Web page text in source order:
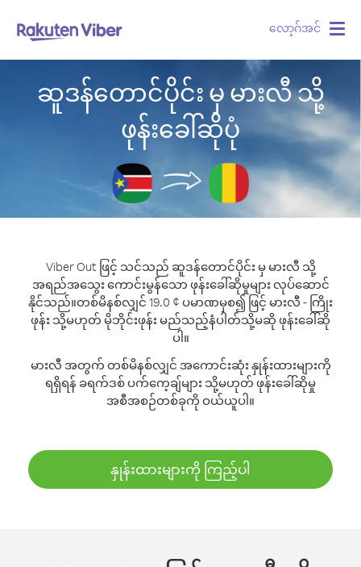
လော့ဂ်အင်
ဆူဒန်တောင်ပိုင်း မှ မားလီ သို့
ဖုန်းခေါ်ဆိုပုံ
Viber Out ဖြင့် သင်သည် ဆူဒန်တောင်ပိုင်း မှ မားလီ သို့
အရည်အသွေး ကောင်းမွန်သော ဖုန်းခေါ်ဆိုမှုများ လုပ်ဆောင်
နိုင်သည်။တစ်မိနစ်လျှင် 19.0 ¢ ပမာဏမှစ၍ ဖြင့် မားလီ - ကြိုး
ဖုန်း သို့မဟုတ် မိုဘိုင်းဖုန်း မည်သည့်နံပါတ်သို့မဆို ဖုန်းခေါ်ဆို
ပါ။
မားလီ အတွက် တစ်မိနစ်လျှင် အကောင်းဆုံး နှုန်းထားများကို
ရရှိရန် ခရက်ဒစ် ပက်ကေ့ချ်များ သို့မဟုတ် ဖုန်းခေါ်ဆိုမှု
အစီအစဉ်တစ်ခုကို ဝယ်ယူပါ။
နှုန်းထားများကို ကြည့်ပါ